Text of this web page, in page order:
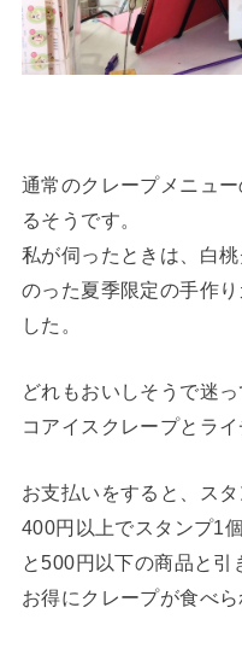
通常のクレープメニュ
るそうです。
私が伺ったときは、白
のった夏季限定の手作
した。
どれもおいしそうで迷
コアイスクレープとラ
お支払いをすると、ス
400円以上でスタンプ1
と500円以下の商品と引
お得にクレープが食べら